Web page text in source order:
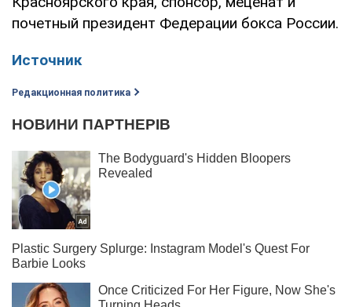
почетный президент Федерации бокса России.
Источник
Редакционная политика